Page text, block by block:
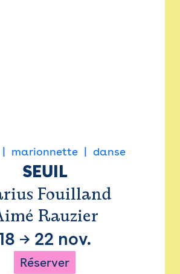
marionnette danse
SEUIL
Fouilland
Rauzier
18 → 22 nov.
Réserver